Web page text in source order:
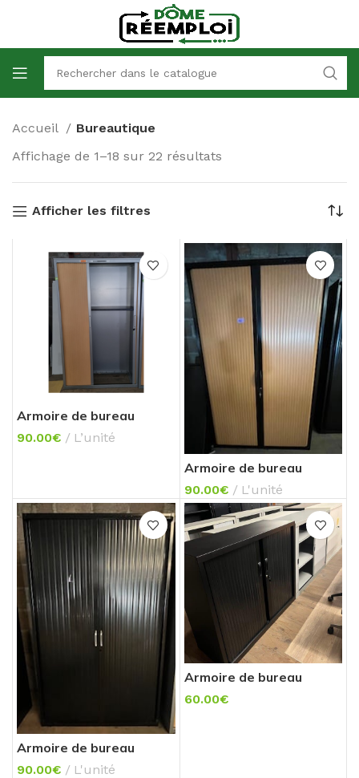
Accueil
Bureautique
Affichage de 1–18 sur 22 résultats
Afficher les filtres
Armoire de bureau
90.00€ L’unité
Armoire de bureau
90.00€ L'unité
Armoire de bureau
90.00€ L'unité
Armoire de bureau
60.00€